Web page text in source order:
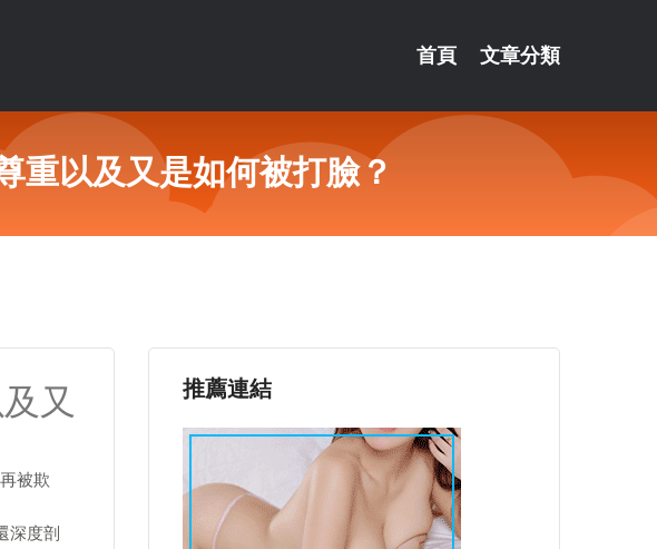
首頁 文章分類
重以及又是如何被打臉？
又
被欺
深度剖
推薦連結